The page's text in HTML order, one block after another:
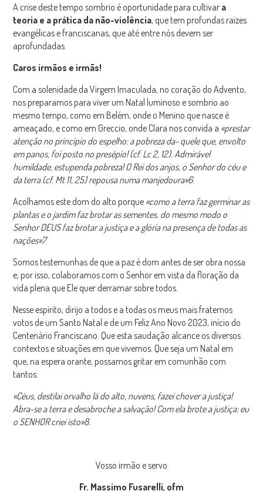
A crise deste tempo sombrio é oportunidade para cultivar a
teoria e a prática da não-violência, que tem profundas raízes
evangélicas e franciscanas, que até entre nós devem ser
aprofundadas.
Caros irmãos e irmãs!
Com a solenidade da Virgem Imaculada, no coração do Advento,
nos preparamos para viver um Natal luminoso e sombrio ao
mesmo tempo, como em Belém, onde o Menino que nasce é
ameaçado, e como em Greccio, onde Clara nos convida a «prestar
atenção no princípio do espelho: a pobreza da- quele que, envolto
em panos, foi posto no presépio! (cf. Lc 2, 12). Admirável
humildade, estupenda pobreza! O Rei dos anjos, o Senhor do céue
da terra (cf. Mt 11, 25) repousa numa manjedoura»6.
Acolhamos este dom do alto porque «como a terra faz germinar as
plantas e o jardim faz brotar as sementes, do mesmo modo o
Senhor DEUS faz brotar a justiça e a glória na presença de todas as
nações»7.
Somos testemunhas de que a paz é dom antes de ser obra nossa
e, por isso, colaboramos com o Senhor em vista da floração da
vida plena que Ele quer derramar sobre todos.
Nesse espírito, dirijo a todos e a todas os meus mais fraternos
votos de um Santo Natal e de um Feliz Ano Novo 2023, início do
Centenário Franciscano. Que esta saudação alcance os diversos
contextos e situações em que vivemos. Que seja um Natal em
que, na espera orante, possamos gritar em comunhão com
tantos:
«Céus, destilai orvalho lá do alto, nuvens, fazei chover a justiça!
Abra-se a terra edesabroche a salvação! Com ela brote a justiça: eu
o SENHOR criei isto»8.
Vosso irmão e servo
Fr. Massimo Fusarelli, ofm